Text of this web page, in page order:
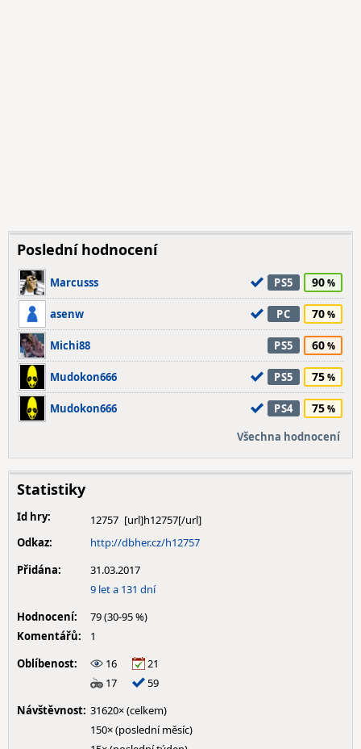
Poslední hodnocení
Marcusss PS5 90
asenw PC 70
Michi88 PS5 60
Mudokon666 PS5 75
Mudokon666 PS4 75
Všechna hodnocení
Statistiky
Id hry:
12757
Odkaz:
http://dbher.cz/h12757
Přidána:
31.03.2017
9 let a 131 dní
Hodnocení:
79 (30-95 %)
Komentářů:
1
Oblíbenost:
16
21
17
59
Návštěvnost: 31620× (celkem)
150× (poslední měsíc)